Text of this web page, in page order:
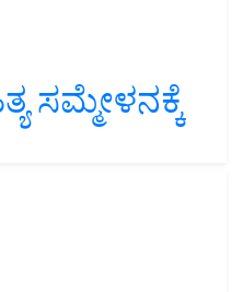
ಸಮ್ಮೇಳನಕ್ಕೆ